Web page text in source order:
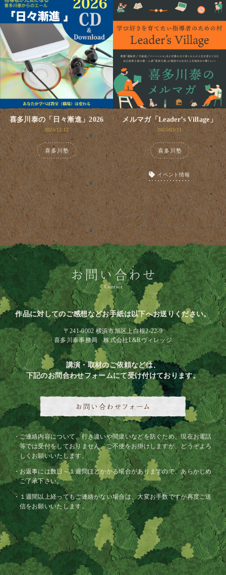
喜多川泰の「日々漸進」2026
2025/12/12
喜多川塾
メルマガ「Leader’s Village」
2025/03/11
喜多川塾
イベント情報
作品に対してのご感想などお手紙は以下へお送りください。
〒241-0002 横浜市旭区上白根2-22-9
喜多川泰事務局 株式会社L&Rヴィレッジ
講演・取材のご依頼などは、
下記のお問合わせフォームにて受け付けております。
ご連絡内容について、行き違いや間違いなどを防ぐため、現在お電話
等では受付をしておりません。ご不便をお掛けしますが、どうぞよろ
しくお願いいたします。
お返事には数日～１週間ほどかかる場合がありますので、あらかじめ
ご了承下さい。
１週間以上経ってもご連絡がない場合は、大変お手数ですが再度ご送
信をお願いいたします。